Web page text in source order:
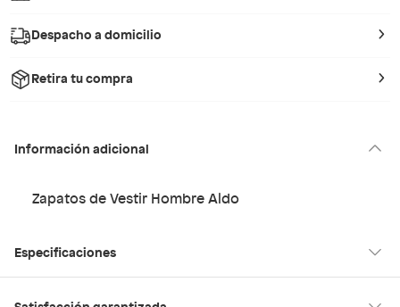
Despacho a domicilio
Retira tu compra
Información adicional
Zapatos de Vestir Hombre Aldo
Especificaciones